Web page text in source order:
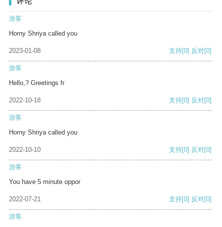
游客
Horny Shriya called you
2023-01-08 支持[0] 反对[0]
游客
Hello,? Greetings fr
2022-10-18 支持[0] 反对[0]
游客
Horny Shriya called you
2022-10-10 支持[0] 反对[0]
游客
You have 5 minute oppor
2022-07-21 支持[0] 反对[0]
游客